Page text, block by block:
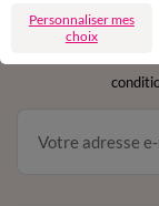
en
Personnaliser mes
choix